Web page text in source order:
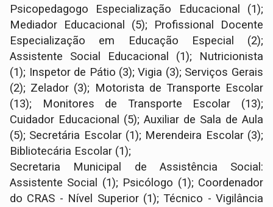
Psicopedagogo Especialização Educacional (1);
Mediador Educacional (5); Profissional Docente
Especialização em Educação Especial (2);
Assistente Social Educacional (1); Nutricionista
(1); Inspetor de Pátio (3); Vigia (3); Serviços Gerais
(2); Zelador (3); Motorista de Transporte Escolar
(13); Monitores de Transporte Escolar (13);
Cuidador Educacional (5); Auxiliar de Sala de Aula
(5); Secretária Escolar (1); Merendeira Escolar (3);
Bibliotecária Escolar (1);
Secretaria Municipal de Assistência Social:
Assistente Social (1); Psicólogo (1); Coordenador
do CRAS - Nível Superior (1); Técnico - Vigilância